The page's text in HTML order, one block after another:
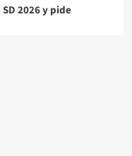
2026 y pide